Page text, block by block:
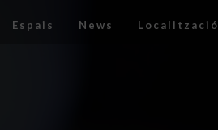
Espais News Localització